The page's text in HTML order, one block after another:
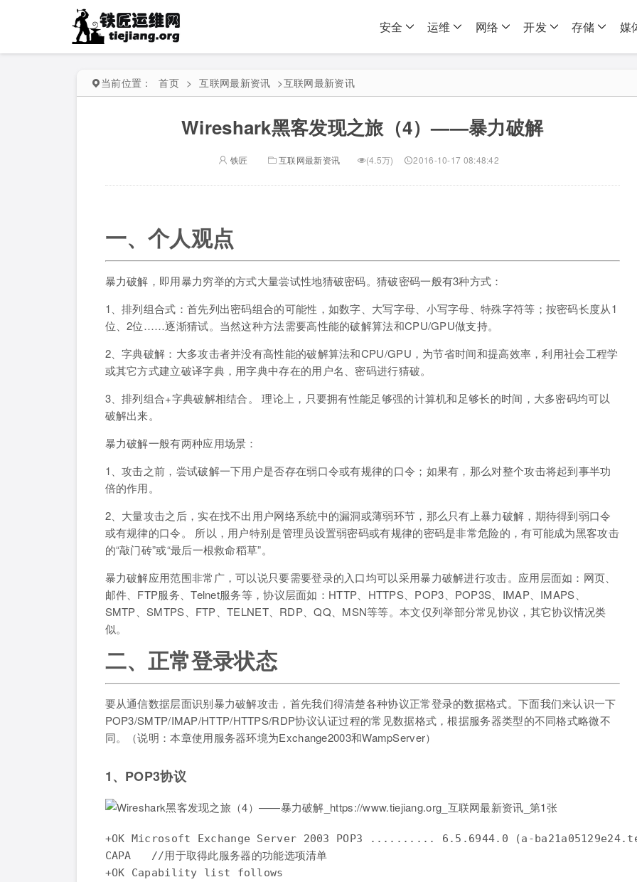
安全 运维 网络 开发 存储 媒
当前位置： 首页 > 互联网最新资讯 >互联网最新资讯
Wireshark黑客发现之旅（4）——暴力破解
铁匠 互联网最新资讯 (4.5万) 2016-10-17 08:48:42
一、个人观点
暴力破解，即用暴力穷举的方式大量尝试性地猜破密码。猜破密码一般有3种方式：
1、排列组合式：首先列出密码组合的可能性，如数字、大写字母、小写字母、特殊字符等；按密码长度从1
位、2位……逐渐猜试。当然这种方法需要高性能的破解算法和CPU/GPU做支持。
2、字典破解：大多攻击者并没有高性能的破解算法和CPU/GPU，为节省时间和提高效率，利用社会工程学
或其它方式建立破译字典，用字典中存在的用户名、密码进行猜破。
3、排列组合+字典破解相结合。 理论上，只要拥有性能足够强的计算机和足够长的时间，大多密码均可以
破解出来。
暴力破解一般有两种应用场景：
1、攻击之前，尝试破解一下用户是否存在弱口令或有规律的口令；如果有，那么对整个攻击将起到事半功
倍的作用。
2、大量攻击之后，实在找不出用户网络系统中的漏洞或薄弱环节，那么只有上暴力破解，期待得到弱口令
或有规律的口令。 所以，用户特别是管理员设置弱密码或有规律的密码是非常危险的，有可能成为黑客攻击
的“敲门砖”或“最后一根救命稻草”。
暴力破解应用范围非常广，可以说只要需要登录的入口均可以采用暴力破解进行攻击。应用层面如：网页、
邮件、FTP服务、Telnet服务等，协议层面如：HTTP、HTTPS、POP3、POP3S、IMAP、IMAPS、
SMTP、SMTPS、FTP、TELNET、RDP、QQ、MSN等等。本文仅列举部分常见协议，其它协议情况类
似。
二、正常登录状态
要从通信数据层面识别暴力破解攻击，首先我们得清楚各种协议正常登录的数据格式。下面我们来认识一下
POP3/SMTP/IMAP/HTTP/HTTPS/RDP协议认证过程的常见数据格式，根据服务器类型的不同格式略微不
同。（说明：本章使用服务器环境为Exchange2003和WampServer）
1、POP3协议
+OK Microsoft Exchange Server 2003 POP3 .......... 6.5.6944.0 (a-
CAPA   //用于取得此服务器的功能选项清单
+OK Capability list follows